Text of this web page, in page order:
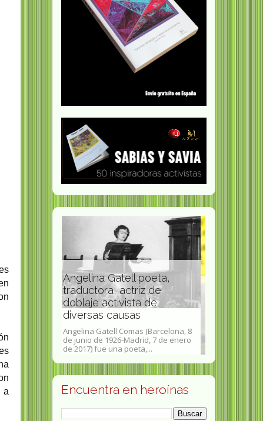
a
de
(Barcelona, 8
7 de enero
Banana Yoshimoto
escritora japonesa
Banana Yoshimoto (よしもと ばなな
24 de julio de 1964, Tokio),
pseudónimo de Mahoko
Yoshimoto...
Encuentra en heroínas